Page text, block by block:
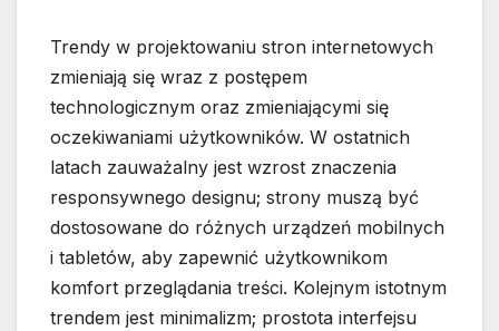
Trendy w projektowaniu stron internetowych
zmieniają się wraz z postępem
technologicznym oraz zmieniającymi się
oczekiwaniami użytkowników. W ostatnich
latach zauważalny jest wzrost znaczenia
responsywnego designu; strony muszą być
dostosowane do różnych urządzeń mobilnych
i tabletów, aby zapewnić użytkownikom
komfort przeglądania treści. Kolejnym istotnym
trendem jest minimalizm; prostota interfejsu